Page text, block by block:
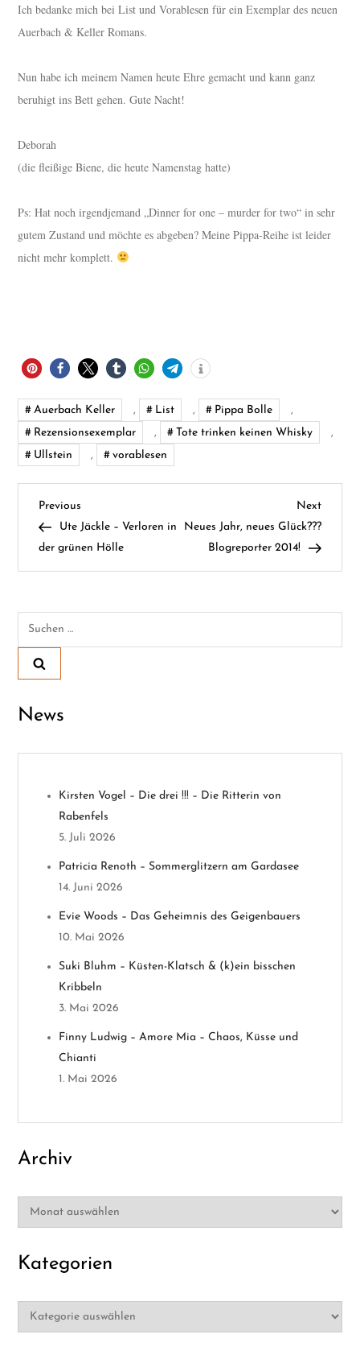
Ich bedanke mich bei List und Vorablesen für ein Exemplar des neuen
Auerbach & Keller Romans.
Nun habe ich meinem Namen heute Ehre gemacht und kann ganz
beruhigt ins Bett gehen. Gute Nacht!
Deborah
(die fleißige Biene, die heute Namenstag hatte)
Ps: Hat noch irgendjemand „Dinner for one – murder for two“ in sehr
gutem Zustand und möchte es abgeben? Meine Pippa-Reihe ist leider
nicht mehr komplett.
Auerbach Keller , List , Pippa Bolle
,
Rezensionsexemplar
, Tote trinken keinen Whisky
,
Ullstein
, vorablesen
B
e
t
r
g
s
n
v
a
Previous
Post
Previous
Ute Jäckle – Verloren in
der grünen Hölle
Next
Post
Next
Neues Jahr, neues Glück???
Blogreporter 2014!
Suchen
News
Kirsten Vogel – Die drei !!! – Die Ritterin von
Rabenfels
5. Juli 2026
Patricia Renoth – Sommerglitzern am Gardasee
14. Juni 2026
Evie Woods – Das Geheimnis des Geigenbauers
10. Mai 2026
Suki Bluhm – Küsten-Klatsch & (k)ein bisschen
Kribbeln
3. Mai 2026
Finny Ludwig – Amore Mia – Chaos, Küsse und
Chianti
1. Mai 2026
Archiv
Archiv
Kategorien
Kategorien